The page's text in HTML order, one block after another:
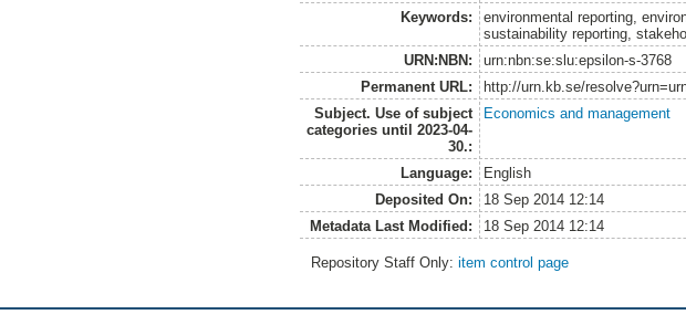
Keywords:
environmental reporting,
sustainability reporting,
URN:NBN:
urn:nbn:se:slu:epsilon-s-3768
Permanent URL:
http://urn.kb.se/
Subject. Use of subject
categories until 2023-04-
30.:
Economics and management
Language:
English
Deposited On:
18 Sep 2014 12:14
Metadata Last Modified:
18 Sep 2014 12:14
Repository Staff Only:item control page